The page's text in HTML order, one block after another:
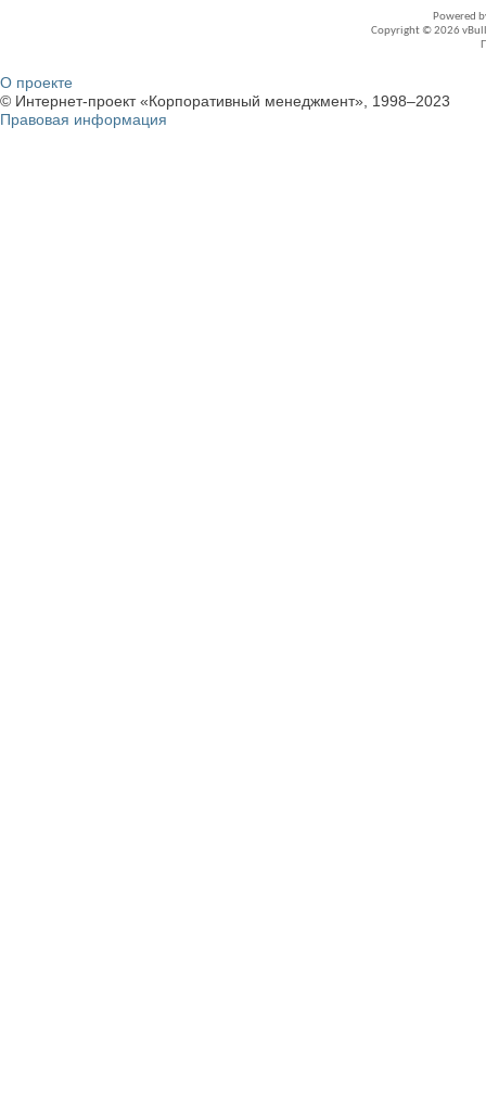
Powered
Copyright © 2026
О проекте
© Интернет-проект «Корпоративный менеджмент», 1998–2023
Правовая информация